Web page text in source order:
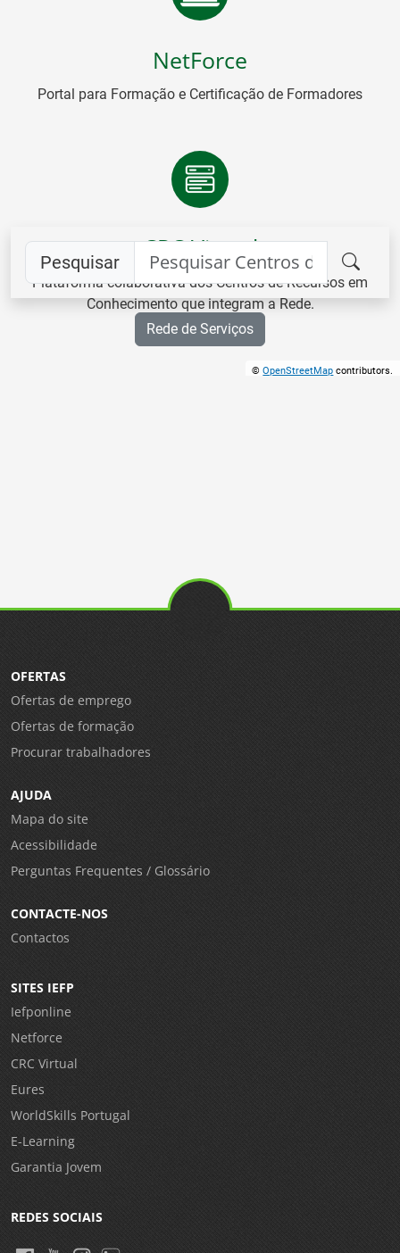
NetForce
Portal para Formação e Certificação de Formadores
CRC Virtual
Plataforma colaborativa dos Centros de Recursos em
Conhecimento que integram a Rede.
©OpenStreetMap contributors.
Pesquisar
Rede de Serviços
OFERTAS
Ofertas de emprego
Ofertas de formação
Procurar trabalhadores
AJUDA
Mapa do site
Acessibilidade
Perguntas Frequentes / Glossário
CONTACTE-NOS
Contactos
SITES IEFP
Iefponline
Netforce
CRC Virtual
Eures
WorldSkills Portugal
E-Learning
Garantia Jovem
REDES SOCIAIS